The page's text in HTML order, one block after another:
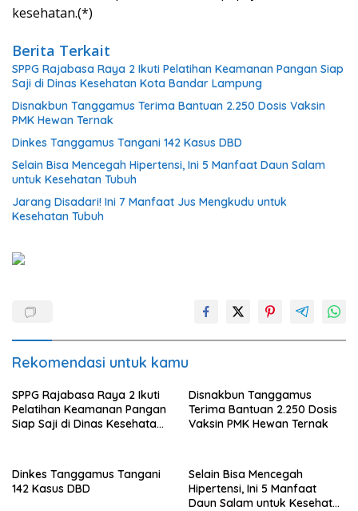
kesehatan.(*)
Berita Terkait
SPPG Rajabasa Raya 2 Ikuti Pelatihan Keamanan Pangan Siap
Saji di Dinas Kesehatan Kota Bandar Lampung
Disnakbun Tanggamus Terima Bantuan 2.250 Dosis Vaksin
PMK Hewan Ternak
Dinkes Tanggamus Tangani 142 Kasus DBD
Selain Bisa Mencegah Hipertensi, Ini 5 Manfaat Daun Salam
untuk Kesehatan Tubuh
Jarang Disadari! Ini 7 Manfaat Jus Mengkudu untuk
Kesehatan Tubuh
Rekomendasi untuk kamu
SPPG Rajabasa Raya 2 Ikuti
Pelatihan Keamanan Pangan
Siap Saji di Dinas Kesehatan
Disnakbun Tanggamus
Terima Bantuan 2.250 Dosis
Vaksin PMK Hewan Ternak
Dinkes Tanggamus Tangani
142 Kasus DBD
Selain Bisa Mencegah
Hipertensi, Ini 5 Manfaat
Daun Salam untuk Kesehatan